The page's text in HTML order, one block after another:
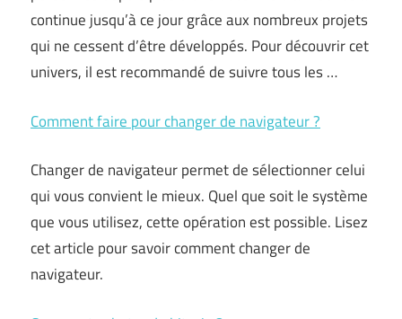
continue jusqu’à ce jour grâce aux nombreux projets
qui ne cessent d’être développés. Pour découvrir cet
univers, il est recommandé de suivre tous les …
Comment faire pour changer de navigateur ?
Changer de navigateur permet de sélectionner celui
qui vous convient le mieux. Quel que soit le système
que vous utilisez, cette opération est possible. Lisez
cet article pour savoir comment changer de
navigateur.